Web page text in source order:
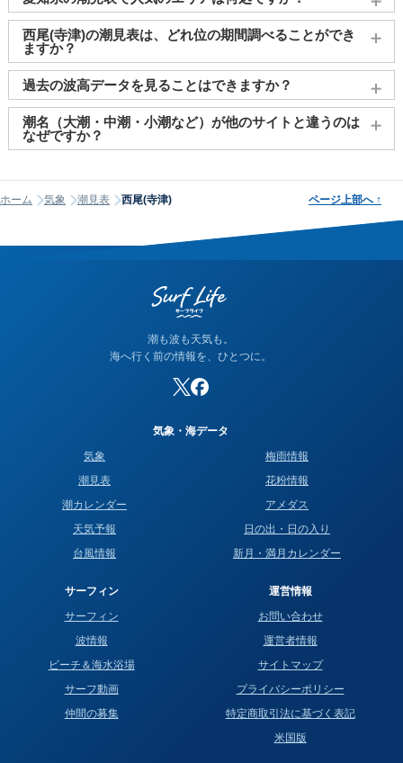
名古屋、豊橋市（三河） 、 蒲郡市（形原） 、半田市（衣
浦）、西尾(寺津)がよく見られております。
西尾(寺津)の潮見表は、どれ位の期間調べることができ
ますか？
2011～2027年までの16年間分の潮汐情報や日の出・日の入りを
調べることができます。視覚的に分かり易くタイドグラフで、
日の出・日の入り情報も合わせて確認することができます。
過去の波高データを見ることはできますか？
大変申し訳ございませんが、過去の波高データ（波の高さ）に
関してはご提供しておりません。
潮名（大潮・中潮・小潮など）が他のサイトと違うのは
なぜですか？
何日まで大潮」という統一された公的な定義はありません。そ
のため、サイトが採用する計算方式によって、境界にあたる日
って見える場合は、そのサイトが別の方式を使っている可能性
ホーム 気象 潮見表 西尾(寺津) ページ上部へ ↑
潮も波も天気も。
海へ行く前の情報を、ひとつに。
気象・海データ
気象
潮見表
潮カレンダー
天気予報
台風情報
梅雨情報
花粉情報
アメダス
日の出・日の入り
新月・満月カレンダー
サーフィン
サーフィン
波情報
ビーチ＆海水浴場
サーフ動画
仲間の募集
運営情報
お問い合わせ
運営者情報
サイトマップ
プライバシーポリシー
特定商取引法に基づく表記
米国版